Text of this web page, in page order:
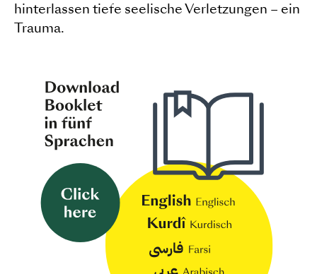
hinterlassen tiefe seelische Verletzungen – ein
Trauma.